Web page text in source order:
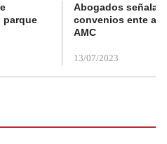
parque
Abogados
convenios ente
AMC
13/07/2023